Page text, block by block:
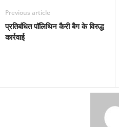
Previous article
प्रतिबंधित पॉलिथिन कैरी बैग के विरुद्ध
कार्रवाई